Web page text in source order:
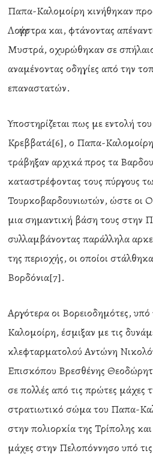
Παπα-Καλομοίρη κινήθηκαν
Λογγάστρα και, φτάνοντας
Μυστρά, οχυρώθηκαν σε
αναμένοντας οδηγίες από την
επαναστατών.
Υποστηρίζεται πως με εντολή
Κρεββατά[6], ο Παπα-
τράβηξαν αρχικά προς τα
καταστρέφοντας τους πύργους
Τουρκοβαρδουνιωτών, ώστε οι
μια σημαντική βάση τους στην
συλλαμβάνοντας παράλληλα
της περιοχής, οι οποίοι
Βορδόνια[7].
Αργότερα οι Βορειοδημότες,
Καλομοίρη, έσμιξαν με τις
κλεφταρματολού Αντώνη
Επισκόπου Βρεσθένης
σε πολλές από τις πρώτες μάχες
στρατιωτικό σώμα του Παπα-
στην πολιορκία της Τρίπολης
μάχες στην Πελοπόννησο υπό